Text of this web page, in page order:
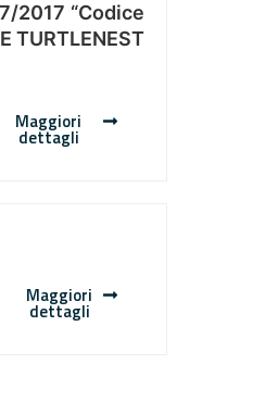
2017 “Codice
TURTLENEST
Maggiori
dettagli
Maggiori
dettagli